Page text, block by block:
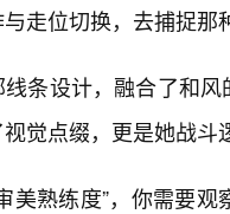
走位切换，去捕捉那
条设计，融合了和
觉点缀，更是她战斗
美熟练度”，你需要